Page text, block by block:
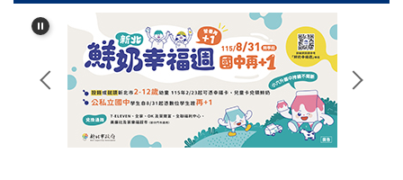
行政處室 Administrative Office
校友專區 Alumni Section
班級整潔秩序評分 Classroom Cleanliness and
Orderliness Score
會議記錄 Minutes of the Meeting